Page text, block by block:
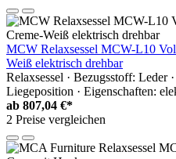
MCW Relaxsessel MCW-L10
Weiß elektrisch drehbar
Relaxsessel · Bezugsstoff: Leder
Liegeposition · Eigenschaften:
ab 807,04 €*
2 Preise vergleichen